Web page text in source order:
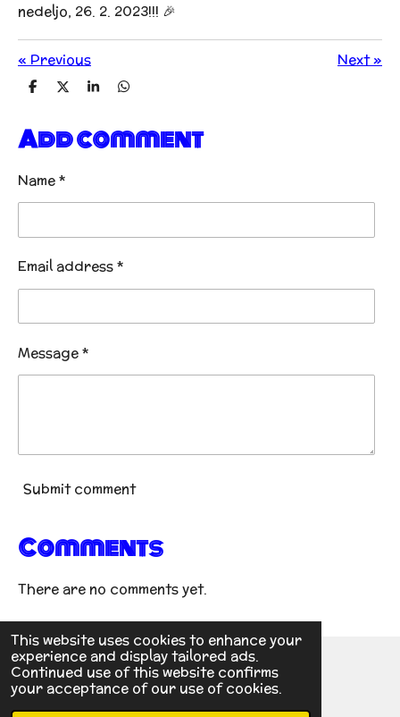
This website uses cookies to enhance your
experience and display tailored ads.
Continued use of this website confirms
your acceptance of our use of cookies.
nedeljo, 26. 2. 2023!!! 🎉
« Previous Next»
S
r
e
S
r
e
S
r
e
S
r
e
Add comment
Name *
Email address *
Message *
Submit comment
Comments
There are no comments yet.
© 2022 - 2026 TKD PANTAR